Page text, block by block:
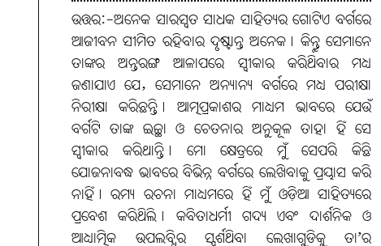
ଉତ୍ତର:-ଅନେକ ସାରସ୍ବତ ସାଧକ ସାହିତ୍ୟର ଗୋଟିଏ ବର୍ଗରେ
ଆଜୀବନ ସୀମିତ ରହିବାର ଦୃଷ୍ଟାନ୍ତ ଅନେକ। କିନ୍ତୁ ସେମାନେ
ତାଙ୍କର ଅନ୍ତରଙ୍ଗ ଆଳାପରେ ସ୍ବୀକାର କରିଥିବାର ମଧ୍ୟ
ଜଣାଯାଏ ଯେ, ସେମାନେ ଅନ୍ୟାନ୍ୟ ବର୍ଗରେ ମଧ୍ୟ ପରୀକ୍ଷା
ନିରୀକ୍ଷା କରିଛନ୍ତି। ଆତ୍ମପ୍ରକାଶର ମାଧ୍ୟମ ଭାବରେ ଯେଉଁ
ବର୍ଗଟି ତାଙ୍କ ଇଚ୍ଛା ଓ ଚେତନାର ଅନୁକୂଳ ତାହା ହିଁ ସେ
ସ୍ବୀକାର କରିଥାନ୍ତି। ମୋ କ୍ଷେତ୍ରରେ ମୁଁ ସେପରି କିଛି
ଯୋଜନାବଦ୍ଧ ଭାବରେ ବିଭିନ୍ନ ବର୍ଗରେ ଲେଖିବାକୁ ପ୍ରୟାସ କରି
ନାହିଁ। ରମ୍ୟ ରଚନା ମାଧ୍ୟମରେ ହିଁ ମୁଁ ଓଡ଼ିଆ ସାହିତ୍ୟରେ
ପ୍ରବେଶ କରିଥିଲି। କବିତାଧର୍ମୀ ଗଦ୍ୟ ଏବଂ ଦାର୍ଶନିକ ଓ
ଆଧ୍ୟାତ୍ମିକ ଉପଲବ୍ଧିର ସ୍ପର୍ଶଥିବା ଲେଖାଗୁଡିକୁ ତା’ର